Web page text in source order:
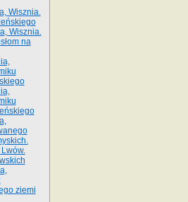
Wisznia.
Wisznia.
na
ziemi